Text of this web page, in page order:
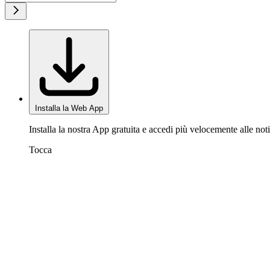
Installa la Web App
Installa la nostra App gratuita e accedi più velocemente alle
Tocca